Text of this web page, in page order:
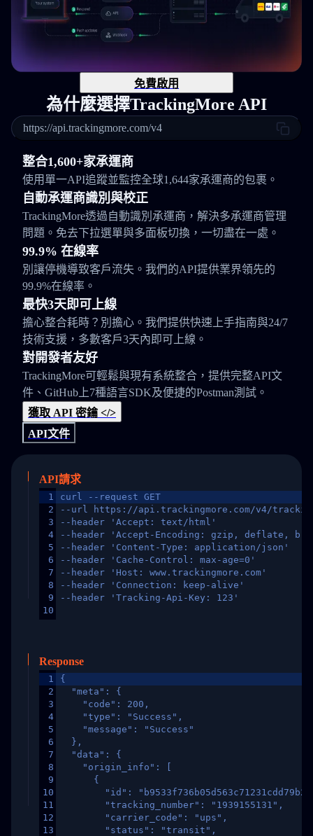
免費啟用
為什麼選擇TrackingMore API
https://api.trackingmore.com/v4
整合1,600+家承運商
使用單一API追蹤並監控全球1,644家承運商的包裹。
自動承運商識別與校正
TrackingMore透過自動識別承運商，解決多承運商管理
問題。免去下拉選單與多面板切換，一切盡在一處。
99.9% 在線率
別讓停機導致客戶流失。我們的API提供業界領先的
99.9%在線率。
最快3天即可上線
擔心整合耗時？別擔心。我們提供快速上手指南與24/7
技術支援，多數客戶3天內即可上線。
對開發者友好
TrackingMore可輕鬆與現有系統整合，提供完整API文
件、GitHub上7種語言SDK及便捷的Postman測試。
獲取 API 密鑰 </>
API文件
API請求
1
2
3
4
5
6
7
8
9
10
curl --request GET
--url https://api.trackingmore.com/v4/trackings/
--header 'Accept: text/html'
--header 'Accept-Encoding: gzip, deflate,
--header 'Content-Type: application/json'
--header 'Cache-Control: max-age=0'
--header 'Host: www.trackingmore.com'
--header 'Connection: keep-alive'
--header 'Tracking-Api-Key: 123'
Response
1
2
3
4
5
6
7
8
9
10
11
12
13
{
  "meta": {
    "code": 200,
    "type": "Success",
    "message": "Success"
  },
  "data": {
    "origin_info": [
      {
"id":
        "tracking_number": "1939155131",
        "carrier_code": "ups",
        "status": "transit",